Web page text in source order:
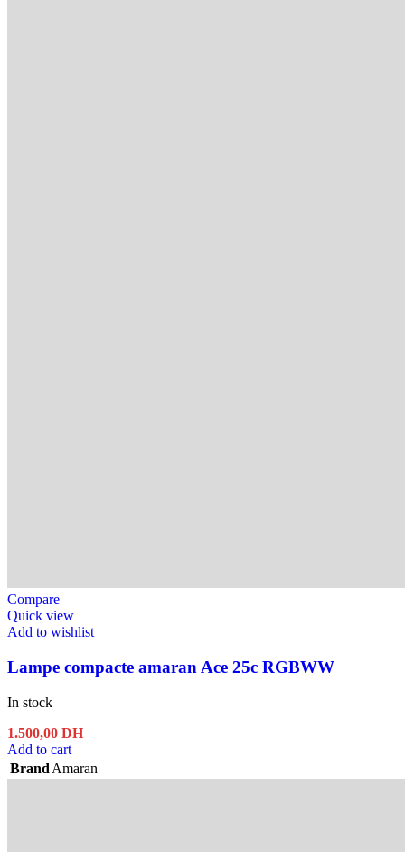
Compare
Quick view
Add to wishlist
Lampe compacte amaran Ace 25c RGBWW
In stock
1.500,00 DH
Add to cart
Brand Amaran